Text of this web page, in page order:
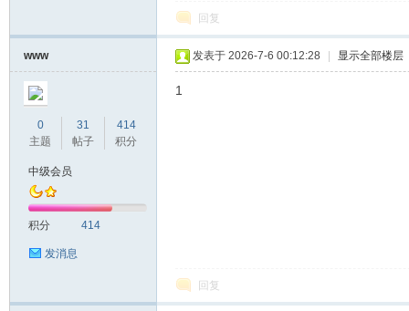
回复
www
0
主题
31
帖子
414
积分
中级会员
积分 414
发消息
发表于 2026-7-6 00:12:28 显示全部楼层
1
回复